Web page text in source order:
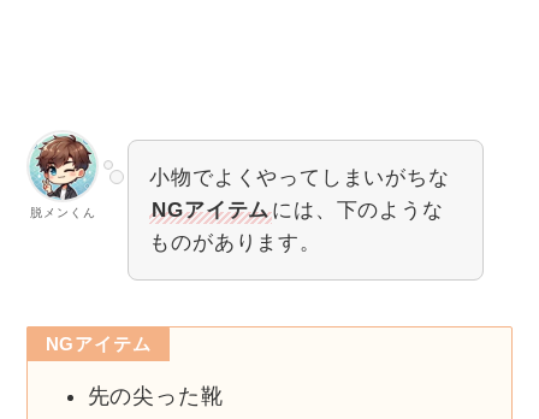
脱メンくん
小物でよくやってしまいがちな
NGアイテムには、下のような
ものがあります。
NGアイテム
先の尖った靴